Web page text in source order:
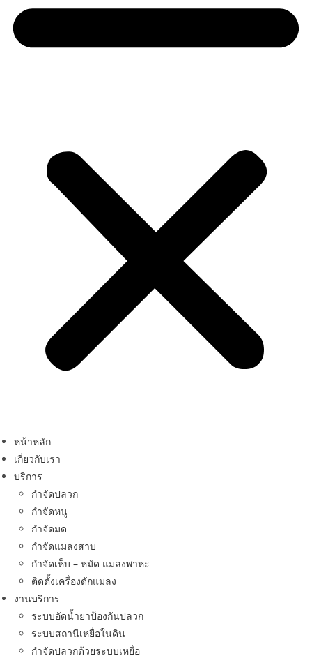
หน้าหลัก
เกี่ยวกับเรา
บริการ
กำจัดปลวก
กำจัดหนู
กำจัดมด
กำจัดแมลงสาบ
กำจัดเห็บ – หมัด แมลงพาหะ
ติดตั้งเครื่องดักแมลง
งานบริการ
ระบบอัดน้ำยาป้องกันปลวก
ระบบสถานีเหยื่อในดิน
กำจัดปลวกด้วยระบบเหยื่อ